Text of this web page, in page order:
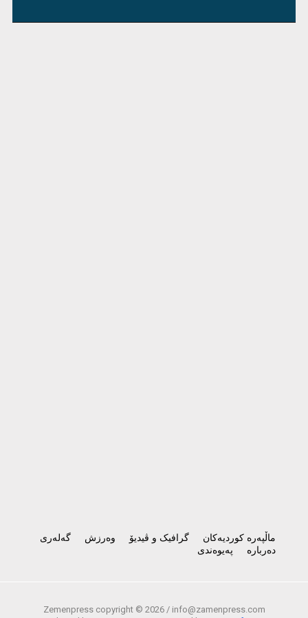
ماڵپەرە کوردیەکان گرافیک و ڤیدیۆ وەرزش
گەلەری
دەربارە
پەیوەندی
Zemenpress copyright © 2026 / info@zamenpress.com